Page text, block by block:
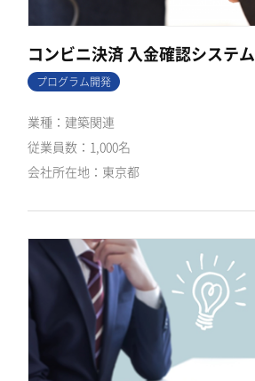
コンビニ決済 入金確認システム
プログラム開発
建築関連
1,000名
東京都